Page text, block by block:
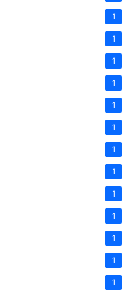
1
1
1
1
1
1
1
1
1
1
1
1
1